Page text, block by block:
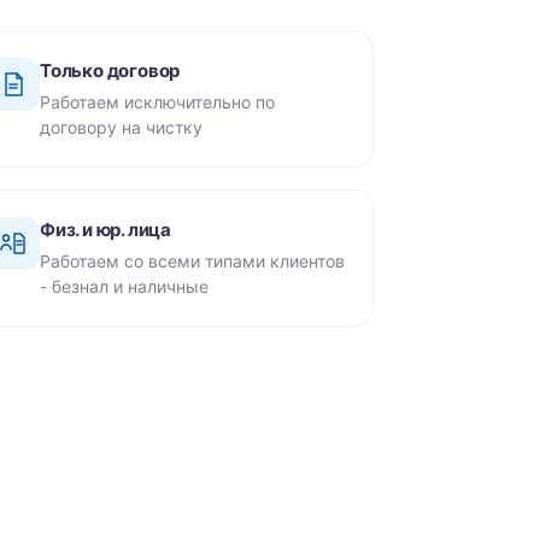
Только договор
Работаем исключительно по
договору на чистку
Физ. и юр. лица
Работаем со всеми типами клиентов
- безнал и наличные